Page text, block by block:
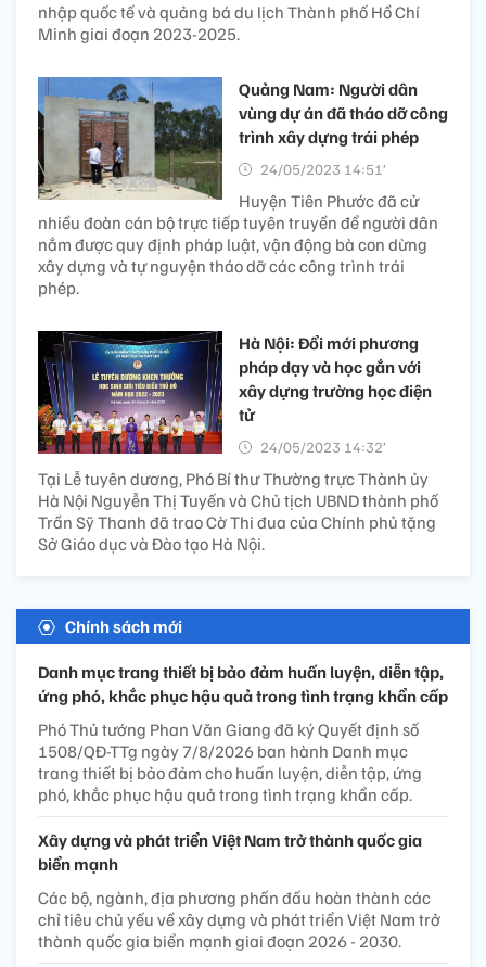
nhập quốc tế và quảng bá du lịch Thành phố Hồ Chí
Minh giai đoạn 2023-2025.
Quảng Nam: Người dân
vùng dự án đã tháo dỡ công
trình xây dựng trái phép
24/05/2023 14:51’
Huyện Tiên Phước đã cử
nhiều đoàn cán bộ trực tiếp tuyên truyền để người dân
nắm được quy định pháp luật, vận động bà con dừng
xây dựng và tự nguyện tháo dỡ các công trình trái
phép.
Hà Nội: Đổi mới phương
pháp dạy và học gắn với
xây dựng trường học điện
tử
24/05/2023 14:32’
Tại Lễ tuyên dương, Phó Bí thư Thường trực Thành ủy
Hà Nội Nguyễn Thị Tuyến và Chủ tịch UBND thành phố
Trần Sỹ Thanh đã trao Cờ Thi đua của Chính phủ tặng
Sở Giáo dục và Đào tạo Hà Nội.
Chính sách mới
Danh mục trang thiết bị bảo đảm huấn luyện, diễn tập,
ứng phó, khắc phục hậu quả trong tình trạng khẩn cấp
Phó Thủ tướng Phan Văn Giang đã ký Quyết định số
1508/QĐ-TTg ngày 7/8/2026 ban hành Danh mục
trang thiết bị bảo đảm cho huấn luyện, diễn tập, ứng
phó, khắc phục hậu quả trong tình trạng khẩn cấp.
Xây dựng và phát triển Việt Nam trở thành quốc gia
biển mạnh
Các bộ, ngành, địa phương phấn đấu hoàn thành các
chỉ tiêu chủ yếu về xây dựng và phát triển Việt Nam trở
thành quốc gia biển mạnh giai đoạn 2026 - 2030.